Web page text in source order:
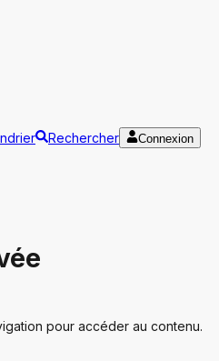
Rechercher
Connexion
pour accéder au contenu.